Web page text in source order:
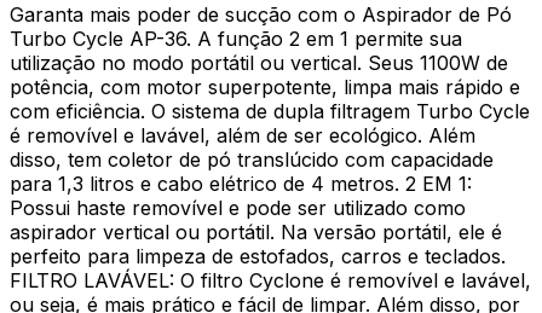
Garanta mais poder de sucção com o Aspirador de Pó
Turbo Cycle AP-36. A função 2 em 1 permite sua
utilização no modo portátil ou vertical. Seus 1100W de
potência, com motor superpotente, limpa mais rápido e
com eficiência. O sistema de dupla filtragem Turbo Cycle
é removível e lavável, além de ser ecológico. Além
disso, tem coletor de pó translúcido com capacidade
para 1,3 litros e cabo elétrico de 4 metros. 2 EM 1:
Possui haste removível e pode ser utilizado como
aspirador vertical ou portátil. Na versão portátil, ele é
perfeito para limpeza de estofados, carros e teclados.
FILTRO LAVÁVEL: O filtro Cyclone é removível e lavável,
ou seja, é mais prático e fácil de limpar. Além disso, por